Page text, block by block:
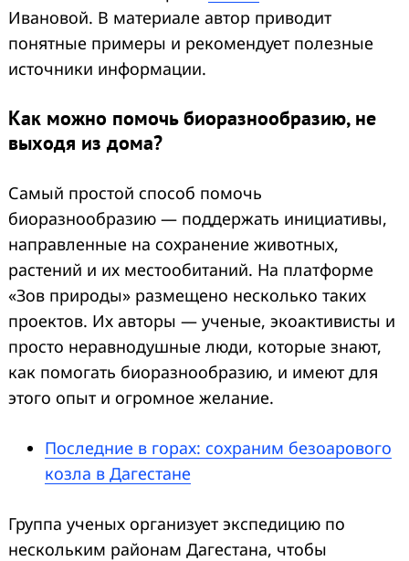
Ивановой. В материале автор приводит
понятные примеры и рекомендует полезные
источники информации.
Как можно помочь биоразнообразию, не
выходя из дома?
Самый простой способ помочь
биоразнообразию — поддержать инициативы,
направленные на сохранение животных,
растений и их местообитаний. На платформе
«Зов природы» размещено несколько таких
проектов. Их авторы — ученые, экоактивисты и
просто неравнодушные люди, которые знают,
как помогать биоразнообразию, и имеют для
этого опыт и огромное желание.
Последние в горах: сохраним безоарового
козла в Дагестане
Группа ученых организует экспедицию по
нескольким районам Дагестана, чтобы